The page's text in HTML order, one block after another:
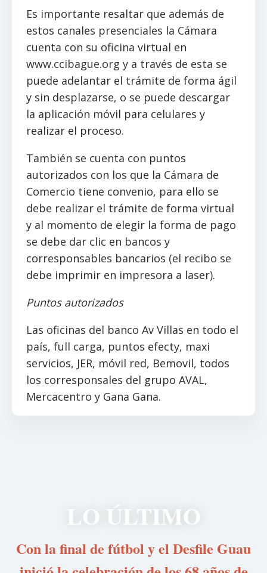
Es importante resaltar que además de
estos canales presenciales la Cámara
cuenta con su oficina virtual en
www.ccibague.org y a través de esta se
puede adelantar el trámite de forma ágil
y sin desplazarse, o se puede descargar
la aplicación móvil para celulares y
realizar el proceso.
También se cuenta con puntos
autorizados con los que la Cámara de
Comercio tiene convenio, para ello se
debe realizar el trámite de forma virtual
y al momento de elegir la forma de pago
se debe dar clic en bancos y
corresponsables bancarios (el recibo se
debe imprimir en impresora a laser).
Puntos autorizados
Las oficinas del banco Av Villas en todo el
país, full carga, puntos efecty, maxi
servicios, JER, móvil red, Bemovil, todos
los corresponsales del grupo AVAL,
Mercacentro y Gana Gana.
LO ÚLTIMO
Con la final de fútbol y el Desfile Guau